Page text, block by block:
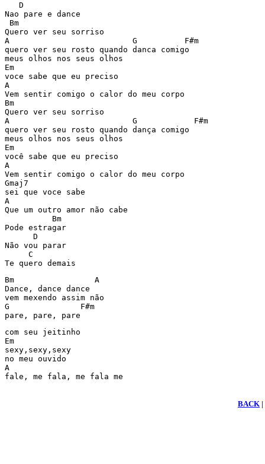
   D
Nao pare e dance
Bm
Quero ver seu sorriso
A                          G          F#m
quero ver seu rosto quando danca comigo
meus olhos nos seus olhos
Em
voce sabe que eu preciso
A
Vem sentir comigo o calor do meu corpo
Bm
Quero ver seu sorriso
A                          G            F#m
quero ver seu rosto quando dança comigo
meus olhos nos seus olhos
Em
você sabe que eu preciso
A
Vem sentir comigo o calor do meu corpo
Gmaj7
sei que voce sabe
A
Que um outro amor não cabe
          Bm
Pode estragar
      D
Não vou parar
     C
Te quero demais
Bm                 A
Dance, dance dance
vem mexendo assim não
G               F#m
pare, pare, pare
com seu jeitinho
Em
sexy,sexy,sexy
no meu ouvido
A
fale, me fala, me fala me
BACK |